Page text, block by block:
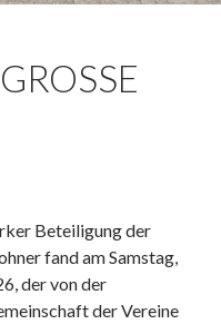
“
Beteiligung der
fand am Samstag,
der von der
der Vereine